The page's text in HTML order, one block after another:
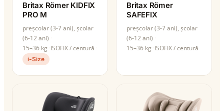
Britax Römer KIDFIX
PRO M
preșcolar (3-7 ani), școlar
(6-12 ani)
15–36 kg ISOFIX / centură
i-Size
Britax Römer
SAFEFIX
preșcolar (3-7 ani), școlar
(6-12 ani)
15–36 kg ISOFIX / centură